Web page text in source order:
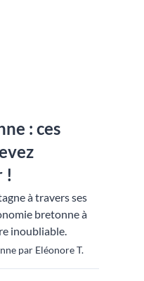
: ces
!
à travers ses
bretonne à
inoubliable.
par Eléonore T.